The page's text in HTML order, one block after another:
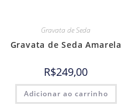
Gravata de Seda
Gravata de Seda Amarela
R$249,00
Adicionar ao carrinho